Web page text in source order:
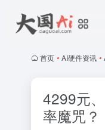
首页 • AI硬件资讯 •
4299元
率魔咒？